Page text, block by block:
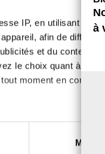
IP, en utilisant des
afin de diffuser
et du contenu,
le choix quant à
moment en
à plusieurs
connecter ou de